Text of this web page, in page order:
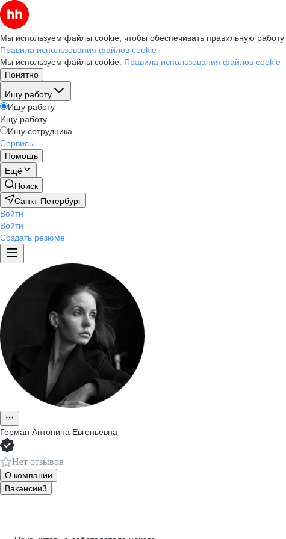
Мы используем файлы cookie, чтобы обеспечивать правильную работу
Правила использования файлов cookie
Мы используем файлы cookie. Правила использования файлов cookie
Понятно
Ищу работу
Ищу работу
Ищу работу
Ищу сотрудника
Сервисы
Помощь
Ещё
Поиск
Санкт-Петербург
Войти
Войти
Создать резюме
Герман Антонина Евгеньевна
Нет отзывов
О компании
Вакансии3